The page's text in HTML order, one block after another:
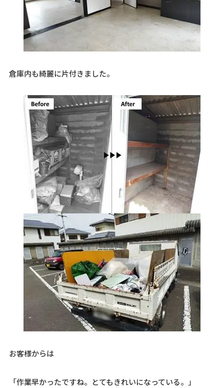
倉庫内も綺麗に片付きました。
お客様からは
「作業早かったですね。とてもきれいになっている。」